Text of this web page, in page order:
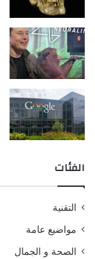
الفئات
التقنية
مواضيع عامة
الصحة و الجمال